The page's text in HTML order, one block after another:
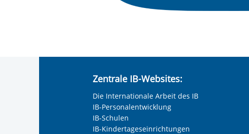
Zentrale IB-Websites:
Die Internationale Arbeit des IB
IB-Personalentwicklung
IB-Schulen
IB-Kindertageseinrichtungen